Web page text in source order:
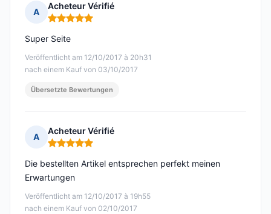
A
Acheteur Vérifié
Hinweis: 5 von 5
Veröffentlicht am 12/10/2017 à 20h31
nach einem Kauf von 03/10/2017
Super Seite
Übersetzte Bewertungen
A
Acheteur Vérifié
Hinweis: 5 von 5
Veröffentlicht am 12/10/2017 à 19h55
nach einem Kauf von 02/10/2017
Die bestellten Artikel entsprechen perfekt meinen
Erwartungen